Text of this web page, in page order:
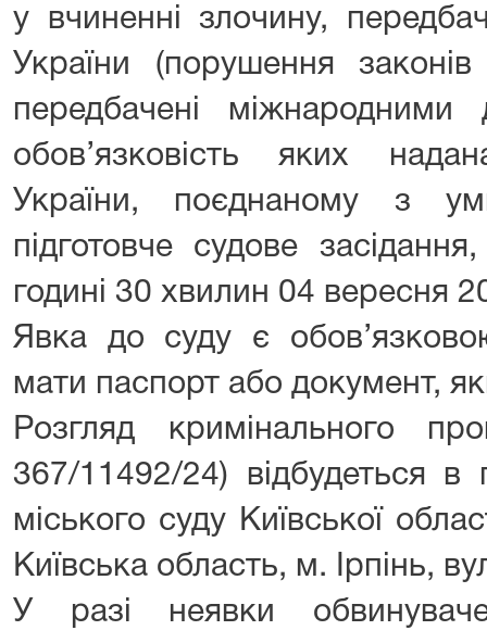
у вчиненні злочину,
України (порушення
передбачені
обов’язковість яких
України, поєднаному з
підготовче судове
годині 30 хвилин 04 вересня
Явка до суду є
мати паспорт або документ,
Розгляд кримінального
367/11492/24) відбудеться в
міського суду Київської
Київська область, м. Ірпінь,
У разі неявки